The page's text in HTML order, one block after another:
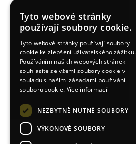
Tyto webové stránky
používají soubory cookie.
Tyto webové stránky používají soubory
cookie ke zlepšení uživatelského zážitku.
Používáním našich webových stránek
souhlasíte se všemi soubory cookie v
souladu s našimi zásadami používání
souborů cookie. Více informací
NEZBYTNĚ NUTNÉ SOUBORY
VÝKONOVÉ SOUBORY